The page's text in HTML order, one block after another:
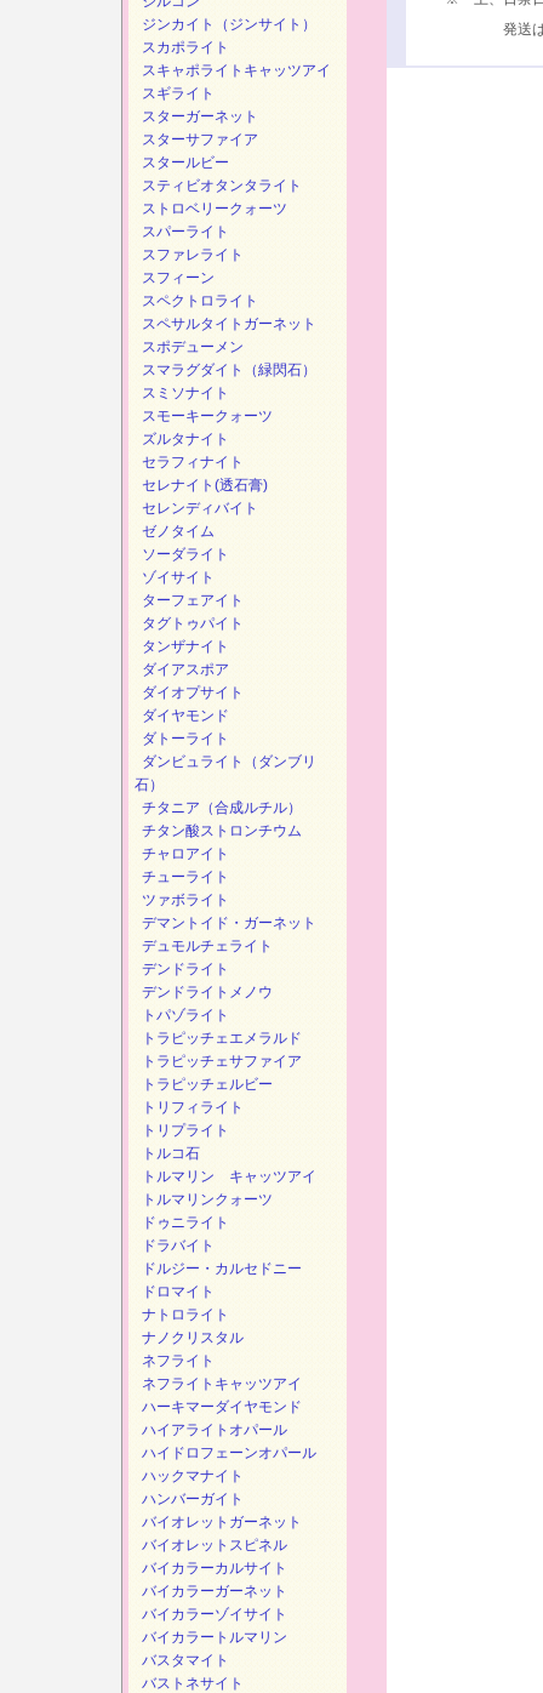
発送は、
ジンカイト（ジンサイト）
スカポライト
スキャポライトキャッツアイ
スギライト
スターガーネット
スターサファイア
スタールビー
スティビオタンタライト
ストロベリークォーツ
スパーライト
スファレライト
スフィーン
スペクトロライト
スペサルタイトガーネット
スポデューメン
スマラグダイト（緑閃石）
スミソナイト
スモーキークォーツ
ズルタナイト
セラフィナイト
セレナイト(透石膏)
セレンディバイト
ゼノタイム
ソーダライト
ゾイサイト
ターフェアイト
タグトゥパイト
タンザナイト
ダイアスポア
ダイオプサイト
ダイヤモンド
ダトーライト
ダンビュライト（ダンブリ
石）
チタニア（合成ルチル）
チタン酸ストロンチウム
チャロアイト
チューライト
ツァボライト
デマントイド・ガーネット
デュモルチェライト
デンドライト
デンドライトメノウ
トパゾライト
トラピッチェエメラルド
トラピッチェサファイア
トラピッチェルビー
トリフィライト
トリプライト
トルコ石
トルマリン キャッツアイ
トルマリンクォーツ
ドゥニライト
ドラバイト
ドルジー・カルセドニー
ドロマイト
ナトロライト
ナノクリスタル
ネフライト
ネフライトキャッツアイ
ハーキマーダイヤモンド
ハイアライトオパール
ハイドロフェーンオパール
ハックマナイト
ハンバーガイト
バイオレットガーネット
バイオレットスピネル
バイカラーカルサイト
バイカラーガーネット
バイカラーゾイサイト
バイカラートルマリン
バスタマイト
バストネサイト